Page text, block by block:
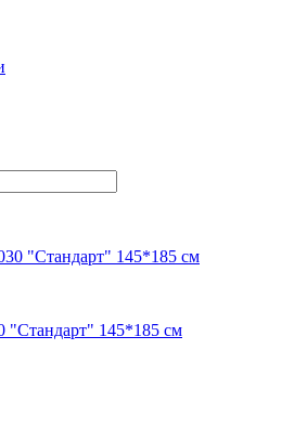
"Стандарт" 145*185 см